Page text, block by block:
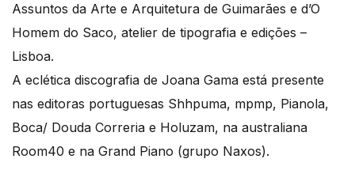
Assuntos da Arte e Arquitetura de Guimarães e d’O
Homem do Saco, atelier de tipografia e edições –
Lisboa.
A eclética discografia de Joana Gama está presente
nas editoras portuguesas Shhpuma, mpmp, Pianola,
Boca/ Douda Correria e Holuzam, na australiana
Room40 e na Grand Piano (grupo Naxos).